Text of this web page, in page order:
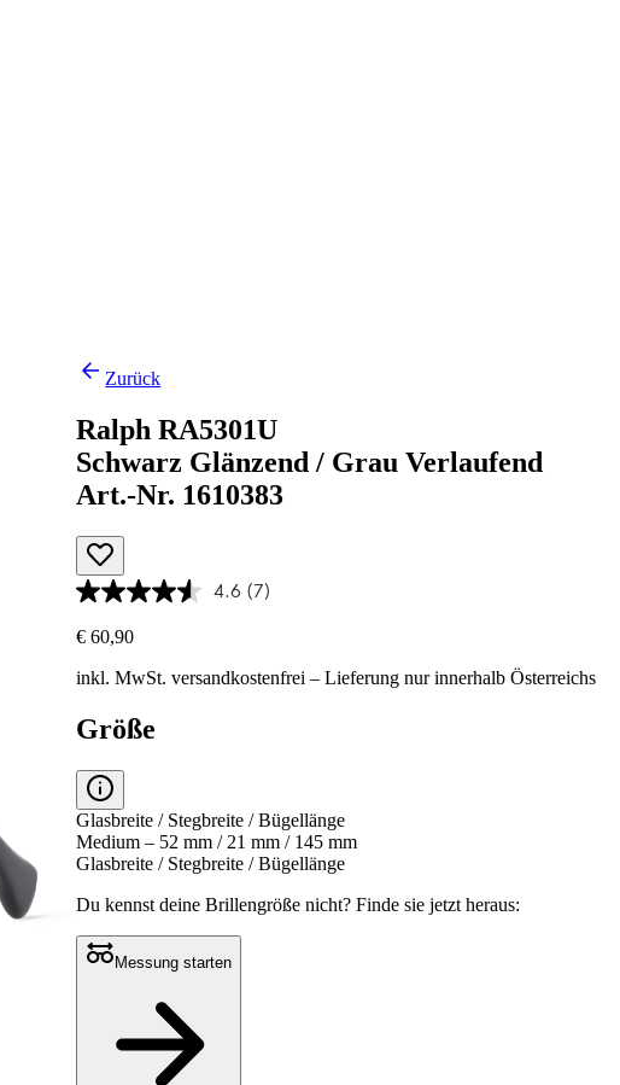
Zurück
Ralph RA5301U
Schwarz Glänzend / Grau Verlaufend
Art.-Nr. 1610383
4.6 (7)
€ 60,90
inkl. MwSt.versandkostenfrei – Lieferung nur innerhalb Österreichs
Größe
Glasbreite / Stegbreite / Bügellänge
Medium – 52 mm / 21 mm / 145 mm
Glasbreite / Stegbreite / Bügellänge
Du kennst deine Brillengröße nicht?Finde sie jetzt heraus:
Messung starten